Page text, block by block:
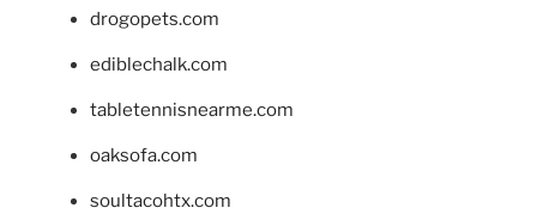
drogopets.com
ediblechalk.com
tabletennisnearme.com
oaksofa.com
soultacohtx.com